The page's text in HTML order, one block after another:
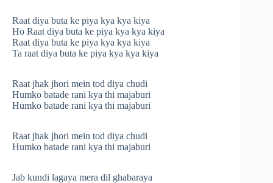
Raat diya buta ke piya kya kya kiya
Ho Raat diya buta ke piya kya kya kiya
Raat diya buta ke piya kya kya kiya
Ta raat diya buta ke piya kya kya kiya
Raat jhak jhori mein tod diya chudi
Humko batade rani kya thi majaburi
Humko batade rani kya thi majaburi
Raat jhak jhori mein tod diya chudi
Humko batade rani kya thi majaburi
Jab kundi lagaya mera dil ghabaraya